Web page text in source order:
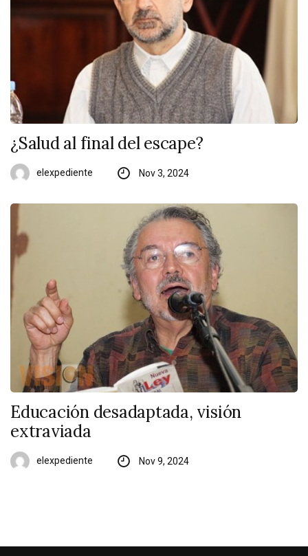
¿Salud al final del escape?
elexpediente Nov 3, 2024
Educación desadaptada, visión
extraviada
elexpediente Nov 9, 2024